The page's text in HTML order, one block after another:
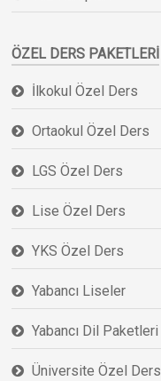
ÖZEL DERS PAKETLERI
İlkokul Özel Ders
Ortaokul Özel Ders
LGS Özel Ders
Lise Özel Ders
YKS Özel Ders
Yabancı Liseler
Yabancı Dil Paketleri
Üniversite Özel Ders